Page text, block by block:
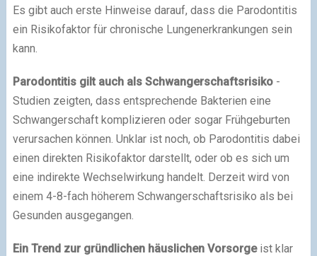
Es gibt auch erste Hinweise darauf, dass die Parodontitis
ein Risikofaktor für chronische Lungenerkrankungen sein
kann.
Parodontitis gilt auch als Schwangerschaftsrisiko -
Studien zeigten, dass entsprechende Bakterien eine
Schwangerschaft komplizieren oder sogar Frühgeburten
verursachen können. Unklar ist noch, ob Parodontitis dabei
einen direkten Risikofaktor darstellt, oder ob es sich um
eine indirekte Wechselwirkung handelt. Derzeit wird von
einem 4-8-fach höherem Schwangerschaftsrisiko als bei
Gesunden ausgegangen.
Ein Trend zur gründlichen häuslichen Vorsorge ist klar